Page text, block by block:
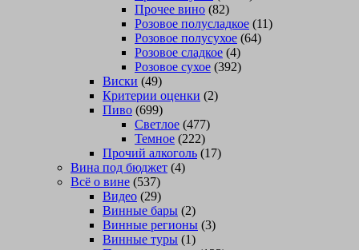
Прочее вино (82)
Розовое полусладкое (11)
Розовое полусухое (64)
Розовое сладкое (4)
Розовое сухое (392)
Виски (49)
Критерии оценки (2)
Пиво (699)
Светлое (477)
Темное (222)
Прочий алкоголь (17)
Вина под бюджет (4)
Всё о вине (537)
Видео (29)
Винные бары (2)
Винные регионы (3)
Винные туры (1)